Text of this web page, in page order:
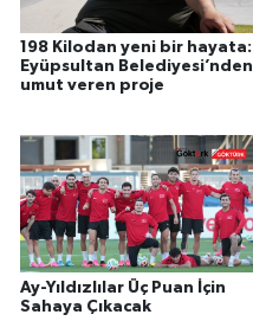
198 Kilodan yeni bir hayata:
Eyüpsultan Belediyesi’nden
umut veren proje
Ay-Yıldızlılar Üç Puan İçin
Sahaya Çıkacak